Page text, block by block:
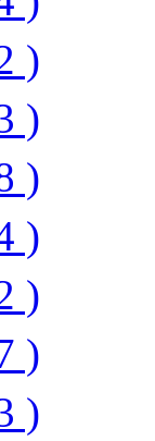
)
)
)
)
)
)
)